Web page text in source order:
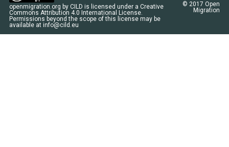
openmigration.org by CILD is licensed under a Creative
Commons Attribution 4.0 International License.
Permissions beyond the scope of this license may be
available at info@cild.eu
© 2017 Open
Migration